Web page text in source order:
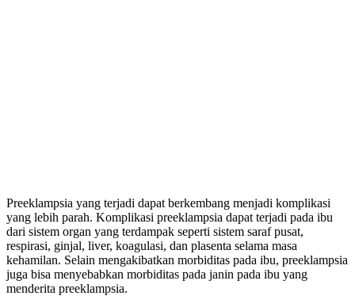
Preeklampsia yang terjadi dapat berkembang menjadi komplikasi
yang lebih parah. Komplikasi preeklampsia dapat terjadi pada ibu
dari sistem organ yang terdampak seperti sistem saraf pusat,
respirasi, ginjal, liver, koagulasi, dan plasenta selama masa
kehamilan. Selain mengakibatkan morbiditas pada ibu, preeklampsia
juga bisa menyebabkan morbiditas pada janin pada ibu yang
menderita preeklampsia.